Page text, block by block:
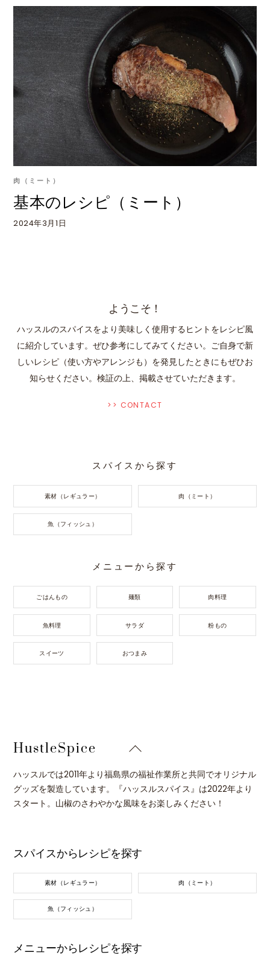
2024年3月1日
基本のレシピ（ミート）
肉（ミート）
ようこそ！
ハッスルのスパイスをより美味しく使用するヒントをレシピ風
に紹介しています。ぜひ参考にしてみてください。ご自身で新
しいレシピ（使い方やアレンジも）を発見したときにもぜひお
知らせください。検証の上、掲載させていただきます。
>> CONTACT
スパイスから探す
素材（レギュラー） 肉（ミート）
魚（フィッシュ）
メニューから探す
ごはんもの 麺類 肉料理
魚料理 サラダ 粉もの
スイーツ おつまみ
Back
Top
HustleSpice
ハッスルでは2011年より福島県の福祉作業所と共同でオリジナル
グッズを製造しています。『ハッスルスパイス』は2022年より
スタート。山椒のさわやかな風味をお楽しみください！
スパイスからレシピを探す
素材（レギュラー） 肉（ミート）
魚（フィッシュ）
メニューからレシピを探す